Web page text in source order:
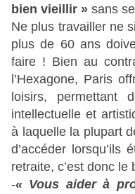
bien vieillir » sans
Ne plus travailler ne
plus de 60 ans
faire ! Bien au
l’Hexagone, Paris
loisirs, permettant
intellectuelle et
à laquelle la plupart
d’accéder lorsqu’ils
retraite, c’est donc le
-« Vous aider à